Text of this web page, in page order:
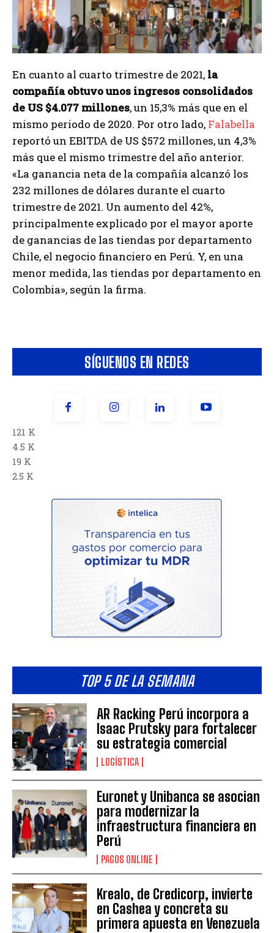
SÍGUENOS EN REDES
121 K
4.5 K
19 K
2.5 K
TOP 5 DE LA SEMANA
AR Racking Perú incorpora a
Isaac Prutsky para fortalecer
su estrategia comercial
LOGÍSTICA
Euronet y Unibanca se asocian
para modernizar la
infraestructura financiera en
Perú
PAGOS ONLINE
Krealo, de Credicorp, invierte
en Cashea y concreta su
primera apuesta en Venezuela
En cuanto al cuarto trimestre de 2021, la
compañía obtuvo unos ingresos consolidados
de US $4.077 millones, un 15,3% más que en el
mismo periodo de 2020. Por otro lado, Falabella
reportó un EBITDA de US $572 millones, un 4,3%
más que el mismo trimestre del año anterior.
«La ganancia neta de la compañía alcanzó los
232 millones de dólares durante el cuarto
trimestre de 2021. Un aumento del 42%,
principalmente explicado por el mayor aporte
de ganancias de las tiendas por departamento
Chile, el negocio financiero en Perú. Y, en una
menor medida, las tiendas por departamento en
Colombia», según la firma.